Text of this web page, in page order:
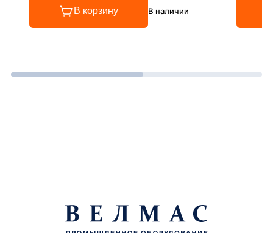
В корзину В наличии